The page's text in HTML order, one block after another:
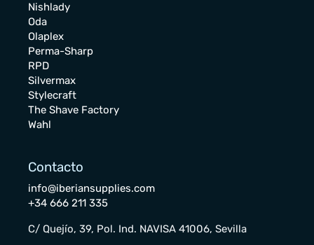
Nishlady
Oda
Olaplex
Perma-Sharp
RPD
Silvermax
Stylecraft
The Shave Factory
Wahl
Contacto
info@iberiansupplies.com
+34 666 211 335
C/ Quejío, 39, Pol. Ind. NAVISA 41006, Sevilla